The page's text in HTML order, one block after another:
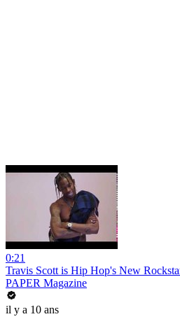
0:21
Travis Scott is Hip Hop's New
PAPER Magazine
il y a 10 ans